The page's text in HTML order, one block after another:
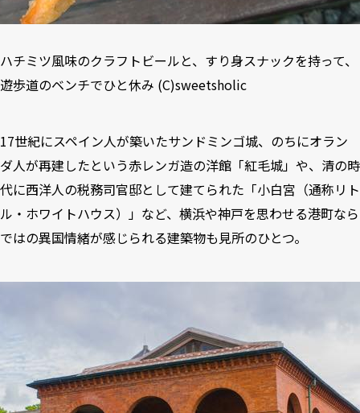
ハチミツ風味のクラフトビールと、すり身スナックを持って、
遊歩道のベンチでひと休み (C)sweetsholic
17世紀にスペイン人が築いたサンドミンゴ城、のちにオラン
ダ人が再建したという赤レンガ造の洋館「紅毛城」や、清の時
代に西洋人の税務司官邸として建てられた「小白宮（通称リト
ル・ホワイトハウス）」など、横浜や神戸を思わせる港町なら
ではの異国情緒が感じられる建築物も見所のひとつ。